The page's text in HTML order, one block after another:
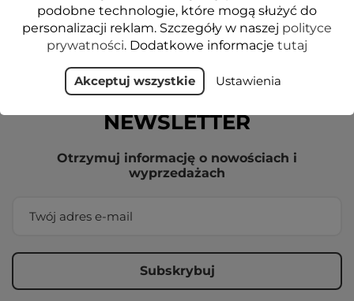
zdanie
pomóc?
NEWSLETTER
Otrzymuj informację o nowościach i
wyprzedażach
podobne technologie, które mogą służyć do
personalizacji reklam. Szczegóły w naszej polityce
prywatności. Dodatkowe informacje tutaj
Akceptuj wszystkie Ustawienia